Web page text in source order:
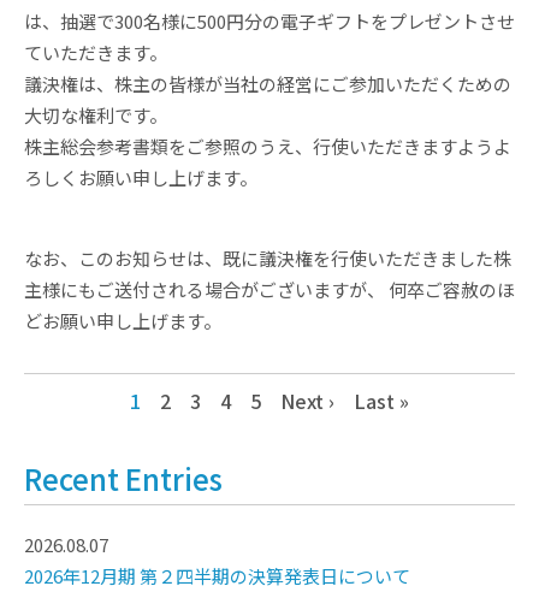
は、抽選で300名様に500円分の電子ギフトをプレゼントさせ
ていただきます。
議決権は、株主の皆様が当社の経営にご参加いただくための
大切な権利です。
株主総会参考書類をご参照のうえ、行使いただきますようよ
ろしくお願い申し上げます。
なお、このお知らせは、既に議決権を行使いただきました株
主様にもご送付される場合がございますが、 何卒ご容赦のほ
どお願い申し上げます。
1 2 3 4 5 Next › Last »
Recent Entries
2026.08.07
2026年12月期 第２四半期の決算発表日について